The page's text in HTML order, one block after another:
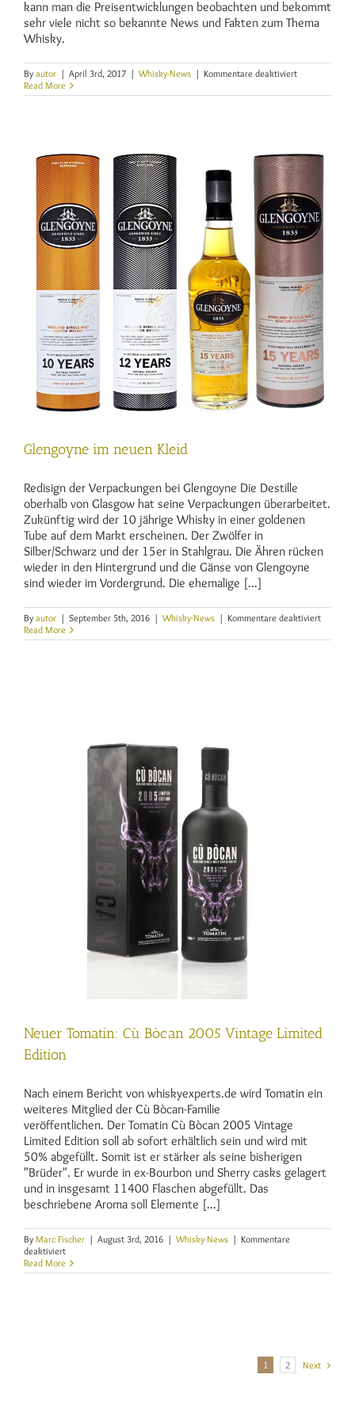
kann man die Preisentwicklungen beobachten und bekommt
sehr viele nicht so bekannte News und Fakten zum Thema
Whisky.
By autor | April 3rd, 2017 | Whisky-News | Kommentare deaktiviertfür
ist
Read More
Glengoyne im neuen Kleid
Redisign der Verpackungen bei Glengoyne Die Destille
oberhalb von Glasgow hat seine Verpackungen überarbeitet.
Zukünftig wird der 10 jährige Whisky in einer goldenen
Tube auf dem Markt erscheinen. Der Zwölfer in
Silber/Schwarz und der 15er in Stahlgrau. Die Ähren rücken
wieder in den Hintergrund und die Gänse von Glengoyne
sind wieder im Vordergrund. Die ehemalige [...]
By autor | September 5th, 2016 | Whisky-News | Kommentare deaktiviertfür
im
Read More
Neuer Tomatin: Cù Bòcan 2005 Vintage Limited
Edition
Nach einem Bericht von whiskyexperts.de wird Tomatin ein
weiteres Mitglied der Cù Bòcan-Familie
veröffentlichen. Der Tomatin Cù Bòcan 2005 Vintage
Limited Edition soll ab sofort erhältlich sein und wird mit
50% abgefüllt. Somit ist er stärker als seine bisherigen
"Brüder". Er wurde in ex-Bourbon und Sherry casks gelagert
und in insgesamt 11400 Flaschen abgefüllt. Das
beschriebene Aroma soll Elemente [...]
By Marc Fischer | August 3rd, 2016 | Whisky-News | Kommentare
deaktiviertfür
Neuer
Tomatin:
Read More
1 2 Next